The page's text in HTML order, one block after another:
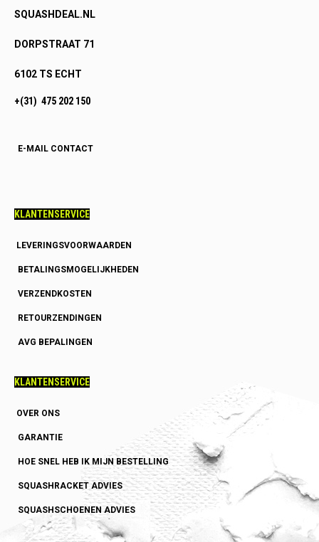
SQUASHDEAL.NL
DORPSTRAAT 71
6102 TS ECHT
+(31) 475 202 150
E-MAIL CONTACT
KLANTENSERVICE
LEVERINGSVOORWAARDEN
BETALINGSMOGELIJKHEDEN
VERZENDKOSTEN
RETOURZENDINGEN
AVG BEPALINGEN
KLANTENSERVICE
OVER ONS
GARANTIE
HOE SNEL HEB IK MIJN BESTELLING
SQUASHRACKET ADVIES
SQUASHSCHOENEN ADVIES